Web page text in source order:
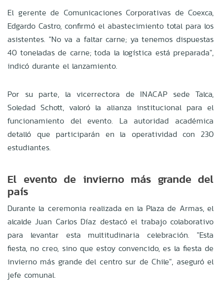
El gerente de Comunicaciones Corporativas de Coexca,
Edgardo Castro, confirmó el abastecimiento total para los
asistentes. "No va a faltar carne; ya tenemos dispuestas
40 toneladas de carne; toda la logística está preparada",
indicó durante el lanzamiento.
Por su parte, la vicerrectora de INACAP sede Talca,
Soledad Schott, valoró la alianza institucional para el
funcionamiento del evento. La autoridad académica
detalló que participarán en la operatividad con 230
estudiantes.
El evento de invierno más grande del
país
Durante la ceremonia realizada en la Plaza de Armas, el
alcalde Juan Carlos Díaz destacó el trabajo colaborativo
para levantar esta multitudinaria celebración."Esta
fiesta, no creo, sino que estoy convencido, es la fiesta de
invierno más grande del centro sur de Chile", aseguró el
jefe comunal.